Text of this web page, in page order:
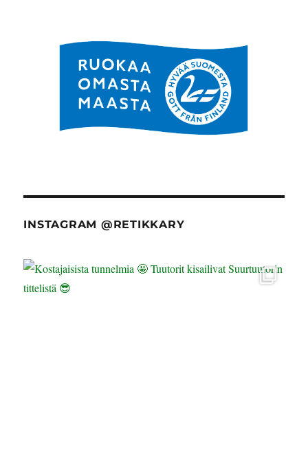
INSTAGRAM @RETIKKARY